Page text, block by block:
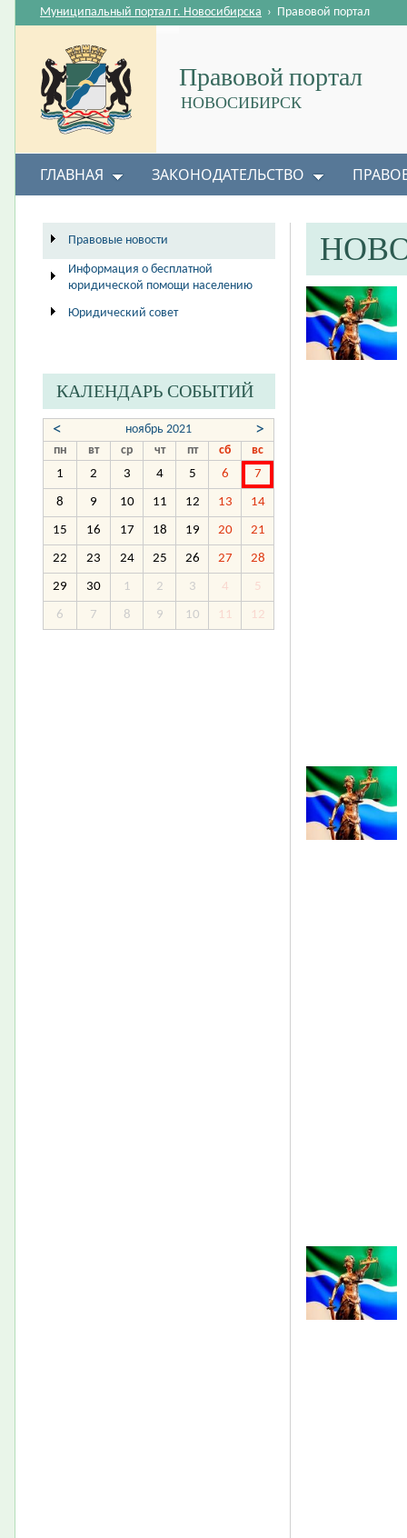
Правовой портал
НОВОСИБИРСК
Муниципальный портал г. Новосибирска › Правовой портал
ГЛАВНАЯ ЗАКОНОДАТЕЛЬСТВО
Правовые новости
Информация о бесплатной
юридической помощи населению
Юридический совет
КАЛЕНДАРЬ СОБЫТИЙ
< ноябрь 2021 >
пн вт ср чт пт сб
вс
1
2 3 4 5 6 7
8 9 10 11 12 13 14
15 16 17 18 19 20 21
22 23 24 25 26 27 28
29 30 1 2 3 4 5
6 7 8 9 10 11 12